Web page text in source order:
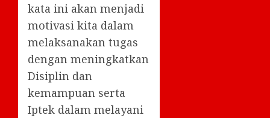
kata ini akan menjadi
motivasi kita dalam
melaksanakan tugas
dengan meningkatkan
Disiplin dan
kemampuan serta
Iptek dalam melayani